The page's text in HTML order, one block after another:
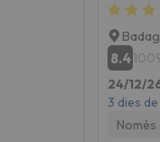
8.4
24/12/
3 dies